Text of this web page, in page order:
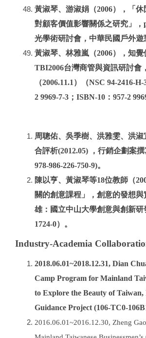
黃淑琴、游淑娟（2006），「
對顧客價值影響關係之研究」，
光學術研討會，中華民國戶外遊
黃淑琴、林雅嵐（2006），知
TBI2006台灣商管與資訊研討會
（2006.11.1）（NSC 94-2416-
2 9969-7-3；ISBN-10：957-2
周聰佑、吳季樹、洪雅雯、洪
合評析(2012.05) ，行銷企劃案
978-986-226-750-9)。
陳以亨、黃淑琴等18位教師（
關的創意課程」，創意的發想
雄：國立中山大學創意與創新研
1724-0）。
Industry-Academia
2018.06.01~2018.12.31, Dian
Camp Program for Mainland
to Explore the Beauty of
Guidance Project (106-TC0-
2016.06.01~2016.12.30, Zheng